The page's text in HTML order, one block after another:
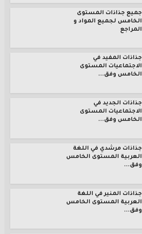
جميع جذاذات المستوى
الخامس لجميع المواد و
المراجع
جذاذات المفيد في
الاجتماعيات المستوى
الخامس وفق...
جذاذات الجديد في
الاجتماعيات المستوى
الخامس وفق...
جذاذات مرشدي في اللغة
العربية المستوى الخامس
وفق...
جذاذات المنير في اللغة
العربية المستوى الخامس
وفق...